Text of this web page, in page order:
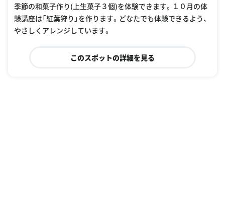
季節の和菓子作り(上生菓子３個)を体験できます。１０月の体
験講座は「紅葉狩り」を作ります。どなたでも体験できるよう、
やさしくアレンジしています。
このスポットの詳細を見る